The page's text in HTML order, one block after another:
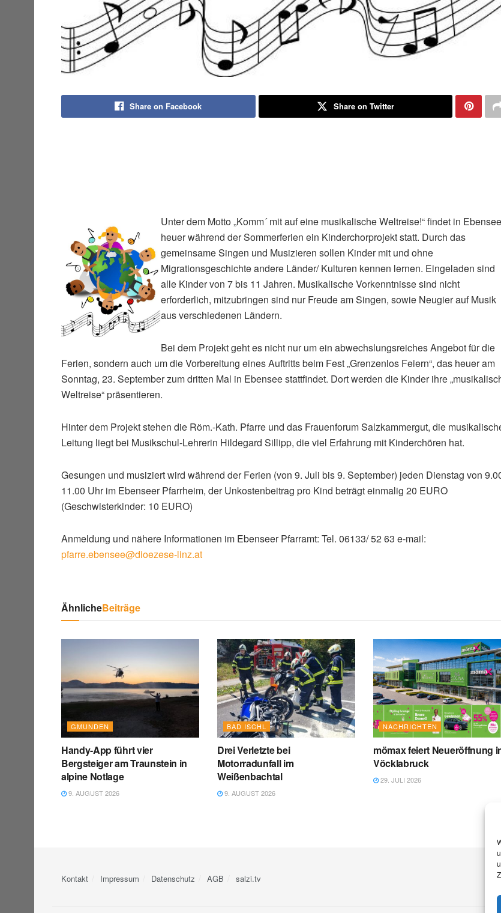
Share on Facebook Share on Twitter
Unter dem Motto „Komm´ mit auf eine musikalische Weltreise!“ findet in Ebensee
heuer während der Sommerferien ein Kinderchorprojekt statt. Durch das
gemeinsame Singen und Musizieren sollen Kinder mit und ohne
Migrationsgeschichte andere Länder/ Kulturen kennen lernen. Eingeladen sind
alle Kinder von 7 bis 11 Jahren. Musikalische Vorkenntnisse sind nicht
erforderlich, mitzubringen sind nur Freude am Singen, sowie Neugier auf Musik
aus verschiedenen Ländern.
Bei dem Projekt geht es nicht nur um ein abwechslungsreiches Angebot für die
Ferien, sondern auch um die Vorbereitung eines Auftritts beim Fest „Grenzenlos Feiern“, das heuer am
Sonntag, 23. September zum dritten Mal in Ebensee stattfindet. Dort werden die Kinder ihre
Weltreise“ präsentieren.
Hinter dem Projekt stehen die Röm.-Kath. Pfarre und das Frauenforum Salzkammergut, die
Leitung liegt bei Musikschul-Lehrerin Hildegard Sillipp, die viel Erfahrung mit Kinderchören hat.
Gesungen und musiziert wird während der Ferien (von 9. Juli bis 9. September) jeden Dienstag von
11.00 Uhr im Ebenseer Pfarrheim, der Unkostenbeitrag pro Kind beträgt einmalig 20 EURO
(Geschwisterkinder: 10 EURO)
Anmeldung und nähere Informationen im Ebenseer Pfarramt: Tel. 06133/ 52 63 e-mail:
pfarre.ebensee@dioezese-linz.at
ÄhnlicheBeiträge
GMUNDEN
Handy-App führt vier
Bergsteiger am Traunstein in
alpine Notlage
9. AUGUST 2026
BAD ISCHL
Drei Verletzte bei
Motorradunfall im
Weißenbachtal
9. AUGUST 2026
NACHRICHTEN
mömax feiert Neueröffnung
Vöcklabruck
29. JULI 2026
Kontakt Impressum Datenschutz AGB salzi.tv